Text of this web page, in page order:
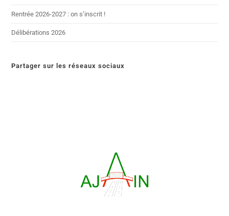
Rentrée 2026-2027 : on s’inscrit !
Délibérations 2026
Partager sur les réseaux sociaux